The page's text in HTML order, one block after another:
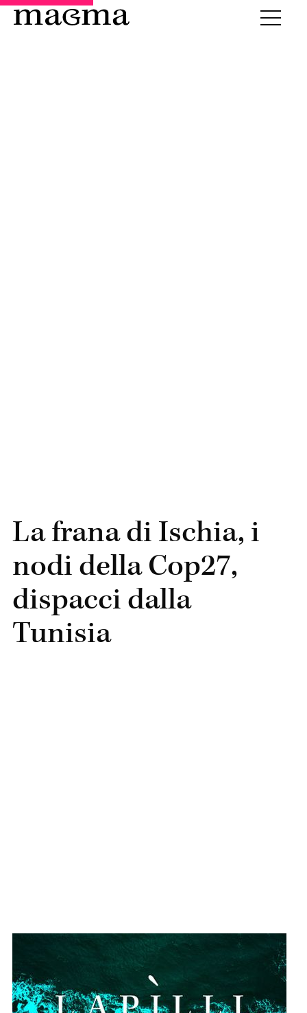
La frana di Ischia, i
nodi della Cop27,
dispacci dalla
Tunisia